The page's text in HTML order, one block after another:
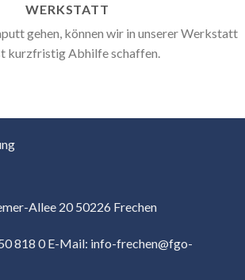
WERKSTATT
gehen, können wir in unserer Werkstatt
kurzfristig Abhilfe schaffen.
Allee 20 50226 Frechen
818 0 E-Mail: info-frechen@fgo-